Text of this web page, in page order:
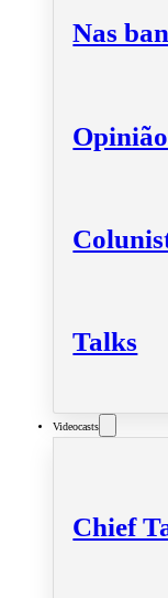
Nas
Opinião
Talks
Videocasts
Chief